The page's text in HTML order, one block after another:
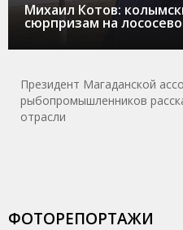
Михаил Котов:
сюрпризам на
Президент Магаданской
рыбопромышленников
отрасли
ФОТОРЕПОРТАЖИ